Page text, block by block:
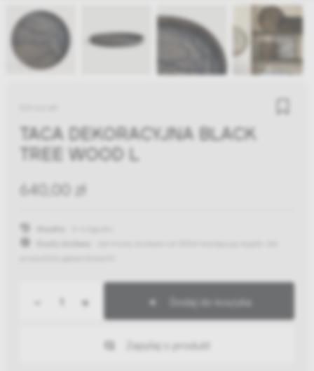
TACA DEKORACYJNA BLACK
TREE WOOD L
640,00 zł
+ Dodaj do koszyka
Zapytaj o produkt